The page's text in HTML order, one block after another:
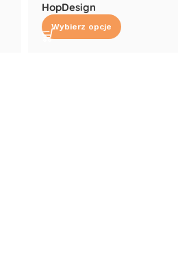
HopDesign
Wybierz opcje